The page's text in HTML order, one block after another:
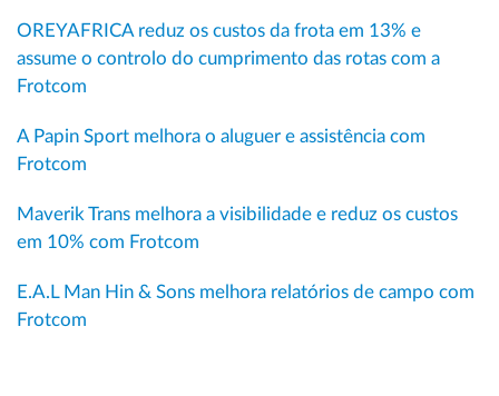
OREYAFRICA reduz os custos da frota em 13% e
assume o controlo do cumprimento das rotas com a
Frotcom
A Papin Sport melhora o aluguer e assistência com
Frotcom
Maverik Trans melhora a visibilidade e reduz os custos
em 10% com Frotcom
E.A.L Man Hin & Sons melhora relatórios de campo com
Frotcom